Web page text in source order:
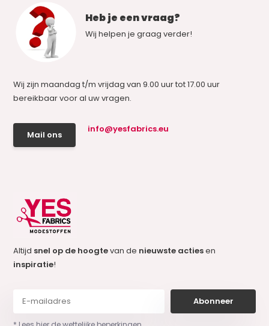
Heb je een vraag?
Wij helpen je graag verder!
Wij zijn maandag t/m vrijdag van 9.00 uur tot 17.00 uur
bereikbaar voor al uw vragen.
Mail ons
info@yesfabrics.eu
Altijd snel op de hoogtevan de nieuwste actiesen
inspiratie!
Abonneer